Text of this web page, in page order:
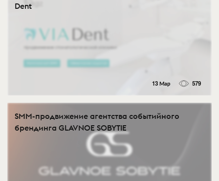
Dent
13 Мар 579
SMM-продвижение агентства событийного
брендинга GLAVNOE SOBYTIE